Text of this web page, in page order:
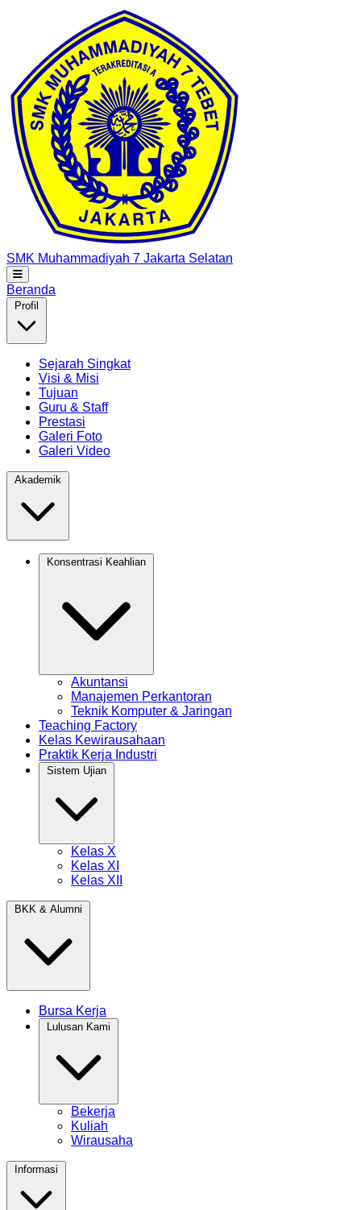
SMK Muhammadiyah 7 Jakarta Selatan
Beranda
Sejarah Singkat
Visi & Misi
Tujuan
Guru & Staff
Prestasi
Galeri Foto
Galeri Video
Akuntansi
Manajemen Perkantoran
Teknik Komputer & Jaringan
Teaching Factory
Kelas Kewirausahaan
Praktik Kerja Industri
Kelas X
Kelas XI
Kelas XII
Bursa Kerja
Bekerja
Kuliah
Wirausaha